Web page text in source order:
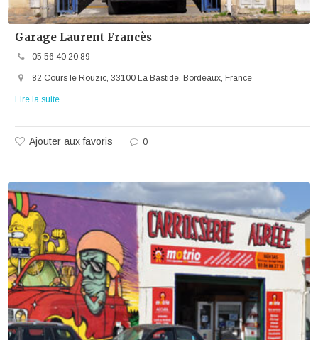
Garage Laurent Francès
05 56 40 20 89
82 Cours le Rouzic, 33100 La Bastide, Bordeaux, France
Lire la suite
Ajouter aux favoris 0